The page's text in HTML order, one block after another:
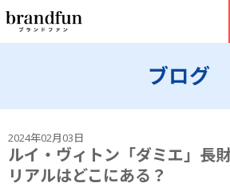
ブログ
2024年02月03日
ルイ・ヴィトン「ダミエ」長
リアルはどこにある？